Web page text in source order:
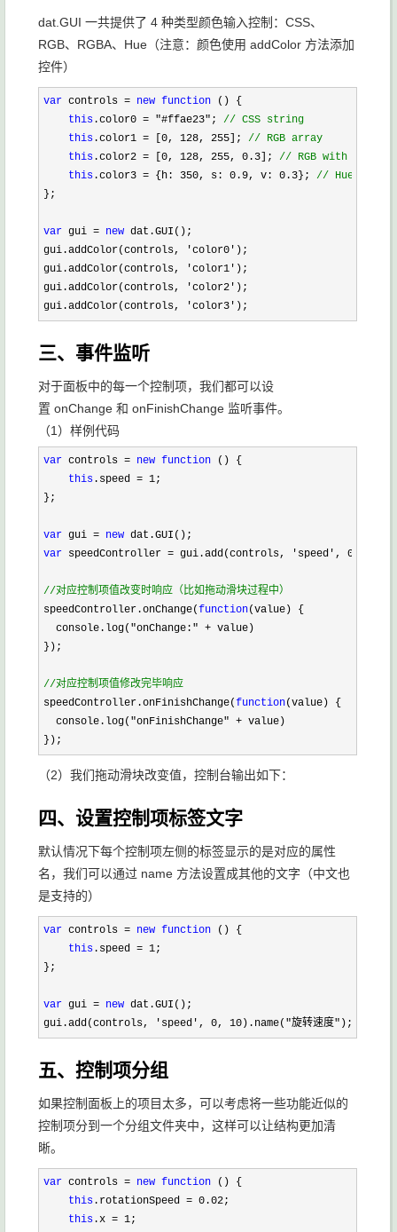
dat.GUI 一共提供了 4 种类型颜色输入控制：CSS、
RGB、RGBA、Hue（注意：颜色使用 addColor 方法添加
控件）
var controls = new function () {
this .color0 = "#ffae23"; // CSS string
this .color1 = [0, 128, 255]; // RGB array
this .color2 = [0, 128, 255, 0.3]; // RGB with alpha
this .color3 = {h: 350, s: 0.9, v: 0.3}; // Hue,
};
var gui = new dat.GUI();
gui.addColor(controls,
'color0' );
gui.addColor(controls,
'color1' );
gui.addColor(controls,
'color2' );
gui.addColor(controls,
'color3');
三、事件监听
对于面板中的每一个控制项，我们都可以设
置 onChange 和 onFinishChange 监听事件。
（1）样例代码
var controls = new function () {
this .speed = 1;
};
var gui = new
var speedController = gui.add(controls, 'speed', 0, 5
//对应控制项值改变时响应（比如拖动滑块过程中）
speedController.onChange(function(value) {
  console.log(
"onChange:" + value)
});
//对应控制项值修改完毕响应
speedController.onFinishChange(function(value) {
  console.log(
"onFinishChange" + value)
});
（2）我们拖动滑块改变值，控制台输出如下：
四、设置控制项标签文字
默认情况下每个控制项左侧的标签显示的是对应的属性
名，我们可以通过 name 方法设置成其他的文字（中文也
是支持的）
var controls = new function () {
this .speed = 1;
};
var gui = new dat.GUI();
gui.add(controls,
'speed', 0, 10).name("旋转速度");
五、控制项分组
如果控制面板上的项目太多，可以考虑将一些功能近似的
控制项分到一个分组文件夹中，这样可以让结构更加清
晰。
var controls = new function () {
this .rotationSpeed = 0.02;
this .x = 1;